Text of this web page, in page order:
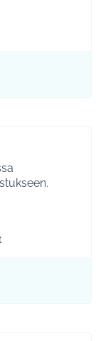
Ympäristö
Liikunta ja